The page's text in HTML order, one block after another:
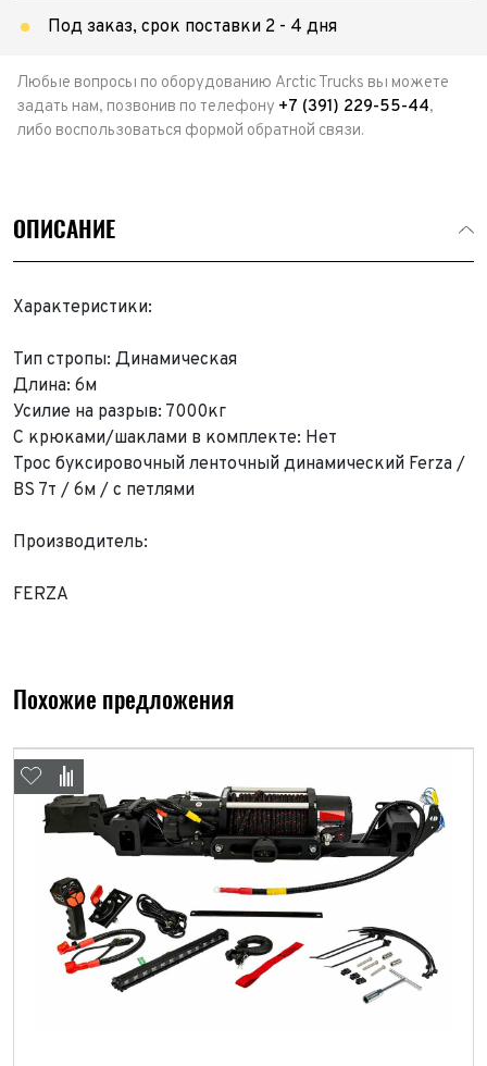
Под заказ, срок поставки 2 - 4 дня
Любые вопросы по оборудованию Arctic Trucks вы можете
задать нам, позвонив по телефону +7 (391) 229-55-44,
либо воспользоваться формой обратной связи.
ОПИСАНИЕ
Характеристики:
Тип стропы: Динамическая
Длина: 6м
Усилие на разрыв: 7000кг
С крюками/шаклами в комплекте: Нет
Трос буксировочный ленточный динамический Ferza /
BS 7т / 6м / с петлями
Производитель:
FERZA
Похожие предложения
Выкуп авто